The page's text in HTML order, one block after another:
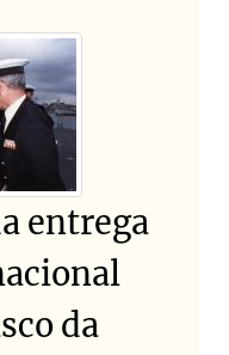
entrega
da